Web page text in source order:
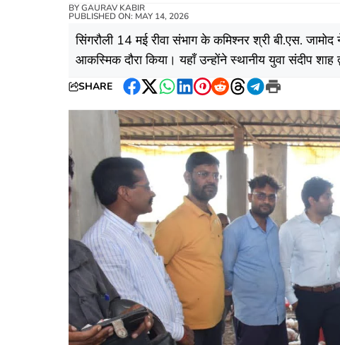
BYGAURAV KABIR
PUBLISHED ON: MAY 14, 2026
सिंगरौली 14 मई रीवा संभाग के कमिश्नर श्री बी.एस.
आकस्मिक दौरा किया। यहाँ उन्होंने स्थानीय युवा संदीप शाह
SHARE
Facebook
Twitter
WhatsApp
LinkedIn
Pinterest
RedditThreads
Telegram
Print